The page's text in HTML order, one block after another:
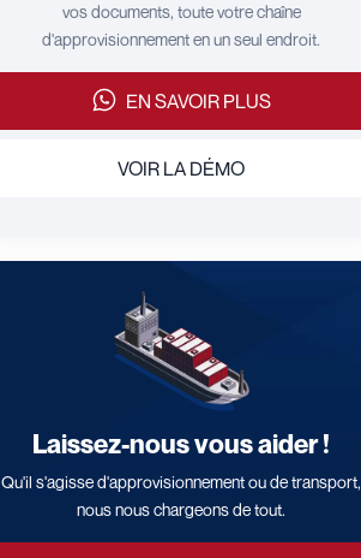
vos documents, toute votre chaîne
d'approvisionnement en un seul endroit.
EN SAVOIR PLUS
VOIR LA DÉMO
Laissez-nous vous aider !
Qu'il s'agisse d'approvisionnement ou de transport,
nous nous chargeons de tout.